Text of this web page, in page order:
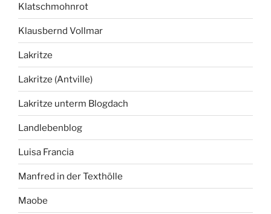
Klatschmohnrot
Klausbernd Vollmar
Lakritze
Lakritze (Antville)
Lakritze unterm Blogdach
Landlebenblog
Luisa Francia
Manfred in der Texthölle
Maobe